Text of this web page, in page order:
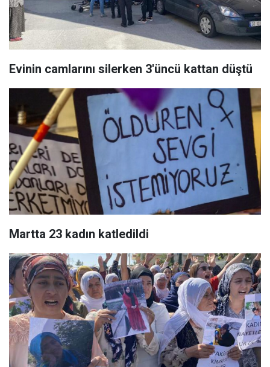
Evinin camlarını silerken 3'üncü kattan düştü
Martta 23 kadın katledildi